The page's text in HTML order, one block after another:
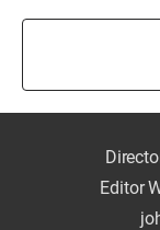
Editor